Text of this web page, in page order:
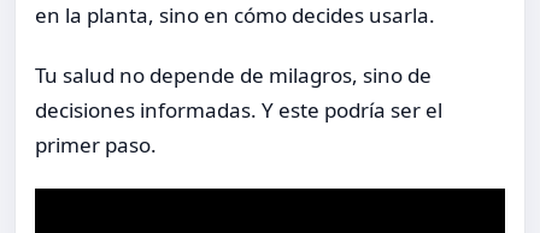
en la planta, sino en cómo decides usarla.
Tu salud no depende de milagros, sino de
decisiones informadas. Y este podría ser el
primer paso.